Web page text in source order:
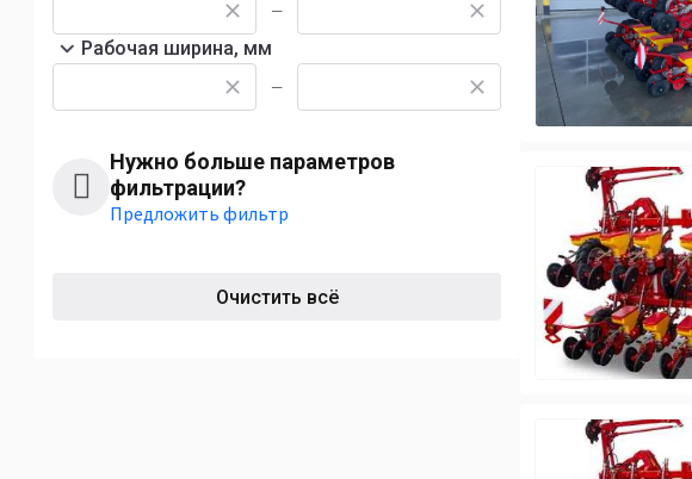
—
Рабочая ширина, мм
—
Нужно больше параметров
фильтрации?
Предложить фильтр
Очистить всё